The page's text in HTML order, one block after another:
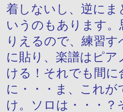
着しないし、逆に
いうのもあります
りえるので、練習
に貼り、楽譜はピ
ける！それでも間
に・・・ま、これ
け。ソロは・・・